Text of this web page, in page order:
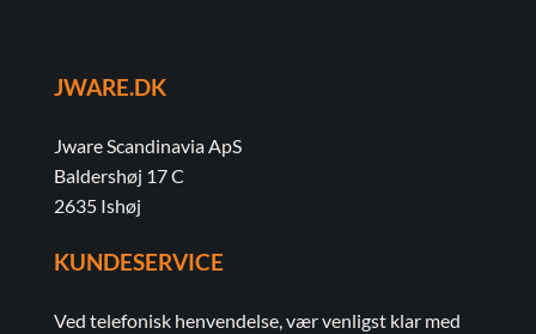
JWARE.DK
Jware Scandinavia ApS
Baldershøj 17 C
2635 Ishøj
KUNDESERVICE
Ved telefonisk henvendelse, vær venligst klar med